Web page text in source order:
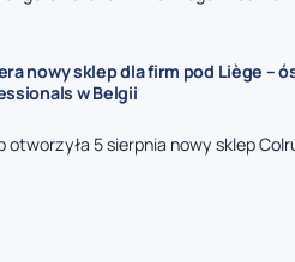
nowy sklep dla firm pod Liège –
w Belgii
otworzyła 5 sierpnia nowy sklep